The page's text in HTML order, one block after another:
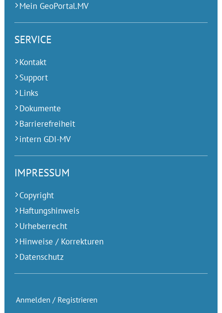
Mein GeoPortal.MV
SERVICE
Kontakt
Support
Links
Dokumente
Barrierefreiheit
intern GDI-MV
IMPRESSUM
Copyright
Haftungshinweis
Urheberrecht
Hinweise / Korrekturen
Datenschutz
Anmelden / Registrieren